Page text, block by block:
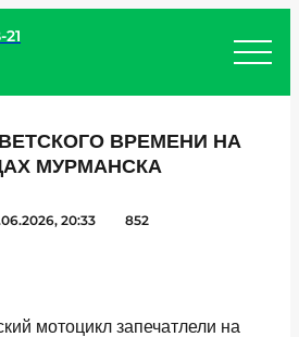
ВРЕМЕНИ НА
МУРМАНСКА
20:33 852
мотоцикл запечатлели на